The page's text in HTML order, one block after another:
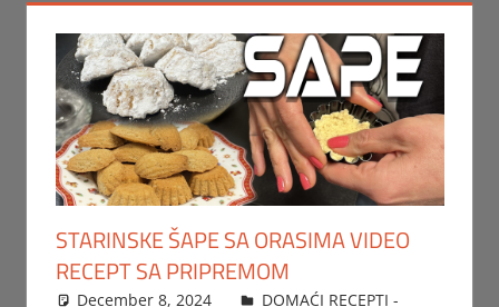
STARINSKE ŠAPE SA ORASIMA VIDEO
RECEPT SA PRIPREMOM
December 8, 2024 FTorgAdmin
DOMAĆI RECEPTI -